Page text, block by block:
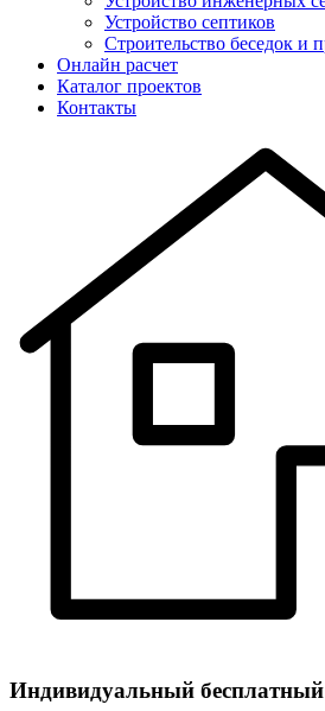
Устройство септиков
Строительство беседок и
Онлайн расчет
Каталог проектов
Контакты
Индивидуальный бесплатный